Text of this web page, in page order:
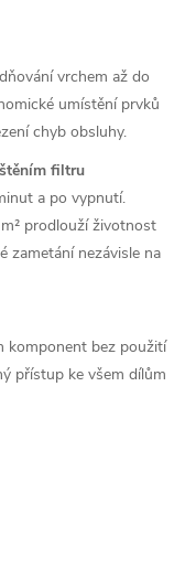
vrchem až do
umístění prvků
chyb obsluhy.
filtru
a po vypnutí.
prodlouží životnost
zametání nezávisle na
komponent bez použití
přístup ke všem dílům